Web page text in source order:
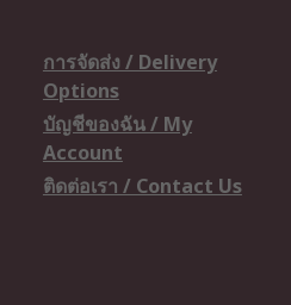
การจัดส่ง / Delivery
Options
บัญชีของฉัน / My
Account
ติดต่อเรา / Contact Us